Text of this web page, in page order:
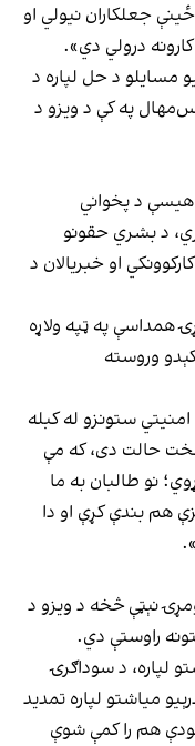
جعلکاران نیولي او
درولي دي».
مسایلو د حل لپاره د
په کې د ویزو د
د پخواني
د بشري حقونو
او خبریالان د
همداسې په ټپه ولاړه
وروسته
ستونزو له کبله
حالت دی،‌ که مې
نو طالبان به ما
هم بندې کړې او دا
له لومړۍ نېټې څخه د ویزو د
راوستې دي.
لپاره، د سوداګرۍ
میاشتو لپاره تمدید
دا مودې هم را کمې شوې